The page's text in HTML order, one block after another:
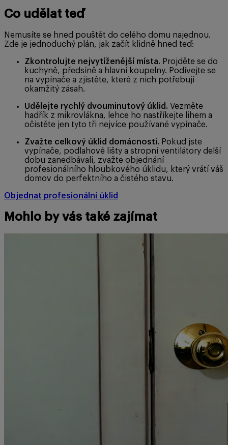
Co udělat teď
Nemusíte se hned pouštět do celého domu najednou.
Zde je jednoduchý plán, jak začít klidně hned teď:
Zkontrolujte nejvytíženější místa. Projděte se do
kuchyně, předsíně a hlavní koupelny. Podívejte se
na vypínače a zjistěte, které z nich potřebují
okamžitý zásah.
Udělejte rychlý dvouminutový úklid. Vezměte
hadřík z mikrovlákna, lehce ho nastříkejte lihem a
očistěte jen tyto tři nejvíce používané vypínače.
Zvažte celkový úklid domácnosti. Pokud jste
vypínače, podlahové lišty a stropní ventilátory delší
dobu zanedbávali, zvažte objednání
profesionálního hloubkového úklidu, který vrátí váš
domov do perfektního a čistého stavu.
Objednat profesionální úklid
Mohlo by vás také zajímat